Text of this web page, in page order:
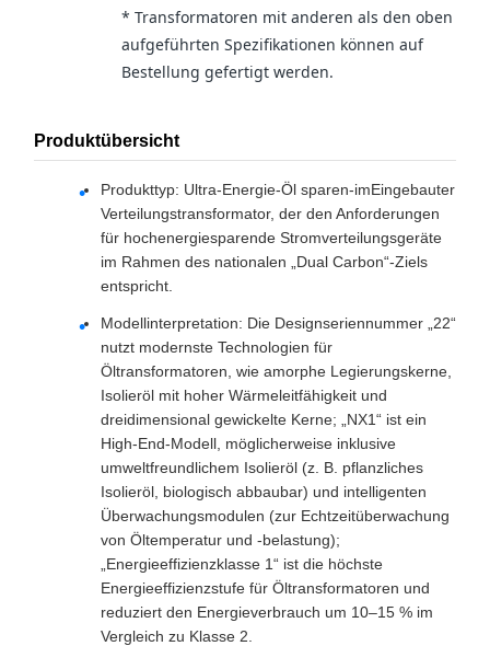
* Transformatoren mit anderen als den oben
aufgeführten Spezifikationen können auf
Bestellung gefertigt werden.
Produktübersicht
Produkttyp: Ultra-Energie-Öl sparen-imEingebauter
Verteilungstransformator, der den Anforderungen
für hochenergiesparende Stromverteilungsgeräte
im Rahmen des nationalen „Dual Carbon“-Ziels
entspricht.
Modellinterpretation: Die Designseriennummer „22“
nutzt modernste Technologien für
Öltransformatoren, wie amorphe Legierungskerne,
Isolieröl mit hoher Wärmeleitfähigkeit und
dreidimensional gewickelte Kerne; „NX1“ ist ein
High-End-Modell, möglicherweise inklusive
umweltfreundlichem Isolieröl (z. B. pflanzliches
Isolieröl, biologisch abbaubar) und intelligenten
Überwachungsmodulen (zur Echtzeitüberwachung
von Öltemperatur und -belastung);
„Energieeffizienzklasse 1“ ist die höchste
Energieeffizienzstufe für Öltransformatoren und
reduziert den Energieverbrauch um 10–15 % im
Vergleich zu Klasse 2.